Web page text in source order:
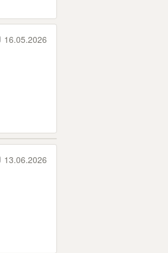
16.05.2026
13.06.2026